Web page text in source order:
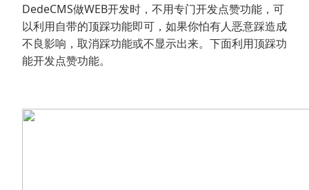
DedeCMS做WEB开发时，不用专门开发点赞功能，可
以利用自带的顶踩功能即可，如果你怕有人恶意踩造成
不良影响，取消踩功能或不显示出来。下面利用顶踩功
能开发点赞功能。